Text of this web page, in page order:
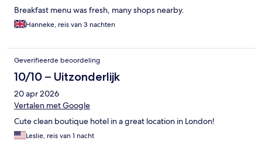
Breakfast menu was fresh, many shops nearby.
Hanneke, reis van 3 nachten
Geverifieerde beoordeling
10/10 – Uitzonderlijk
20 apr 2026
Vertalen met Google
Cute clean boutique hotel in a great location in London!
Leslie, reis van 1 nacht